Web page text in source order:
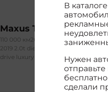
Maxus T70
110 000 км2019 г
2019 2.0t diesel automatic two-wheel
drive luxury long box and high
В
Нужен
сделали